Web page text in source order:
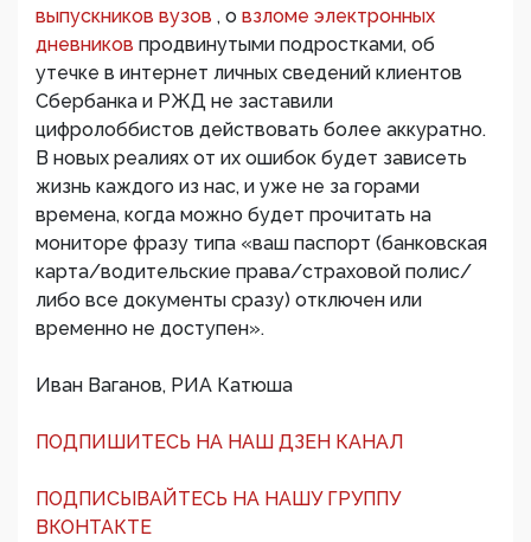
выпускников вузов , о взломе электронных
дневников продвинутыми подростками, об
утечке в интернет личных сведений клиентов
Сбербанка и РЖД не заставили
цифролоббистов действовать более аккуратно.
В новых реалиях от их ошибок будет зависеть
жизнь каждого из нас, и уже не за горами
времена, когда можно будет прочитать на
мониторе фразу типа «ваш паспорт (банковская
карта/водительские права/страховой полис/
либо все документы сразу) отключен или
временно не доступен».
Иван Ваганов, РИА Катюша
ПОДПИШИТЕСЬ НА НАШ ДЗЕН КАНАЛ
ПОДПИСЫВАЙТЕСЬ НА НАШУ ГРУППУ
ВКОНТАКТЕ